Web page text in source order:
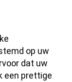
op uw
dat uw
een prettige